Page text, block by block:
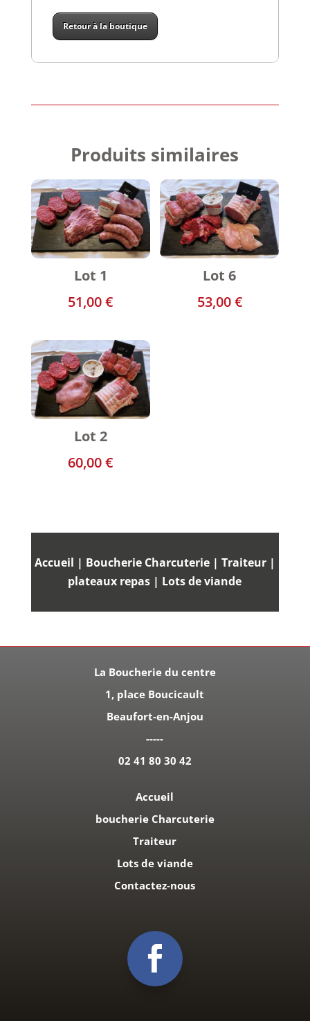
Retour à la boutique
Produits similaires
Lot 1
51,00€
Lot 6
53,00€
Lot 2
60,00€
Accueil | Boucherie Charcuterie| Traiteur|
plateaux repas | Lots de viande
La Boucherie du centre
1, place Boucicault
Beaufort-en-Anjou
-----
02 41 80 30 42
Accueil
boucherie Charcuterie
Traiteur
Lots de viande
Contactez-nous